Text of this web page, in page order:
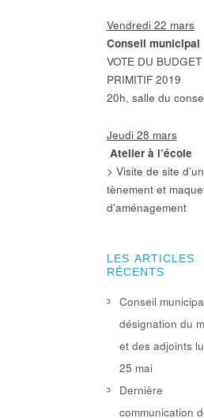
Vendredi 22 mars
Conseil municipal
VOTE DU BUDGET
PRIMITIF 2019
20h, salle du
Jeudi 28 mars
Atelier à l’école
> Visite de site d’un
tènement et
d’aménagement
LES ARTICLES
RÉCENTS
Conseil
désignation du
et des adjoints
25 mai
Dernière
communication